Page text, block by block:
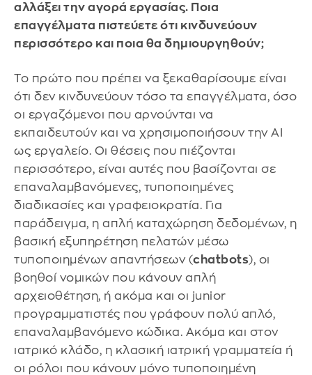
αλλάξει την αγορά εργασίας. Ποια
επαγγέλματα πιστεύετε ότι κινδυνεύουν
περισσότερο και ποια θα δημιουργηθούν;
Το πρώτο που πρέπει να ξεκαθαρίσουμε είναι
ότι δεν κινδυνεύουν τόσο τα επαγγέλματα, όσο
οι εργαζόμενοι που αρνούνται να
εκπαιδευτούν και να χρησιμοποιήσουν την AI
ως εργαλείο. Οι θέσεις που πιέζονται
περισσότερο, είναι αυτές που βασίζονται σε
επαναλαμβανόμενες, τυποποιημένες
διαδικασίες και γραφειοκρατία. Για
παράδειγμα, η απλή καταχώρηση δεδομένων, η
βασική εξυπηρέτηση πελατών μέσω
τυποποιημένων απαντήσεων (chatbots), οι
βοηθοί νομικών που κάνουν απλή
αρχειοθέτηση, ή ακόμα και οι junior
προγραμματιστές που γράφουν πολύ απλό,
επαναλαμβανόμενο κώδικα. Ακόμα και στον
ιατρικό κλάδο, η κλασική ιατρική γραμματεία ή
οι ρόλοι που κάνουν μόνο τυποποιημένη